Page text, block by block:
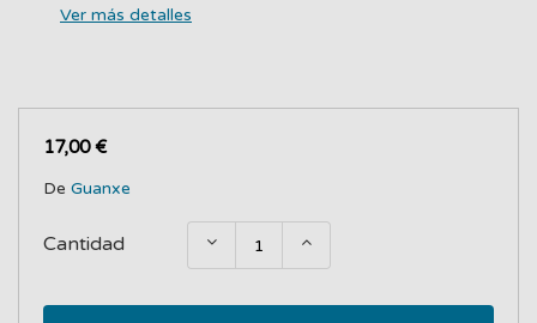
Ver más detalles
17,00 €
De Guanxe
Cantidad